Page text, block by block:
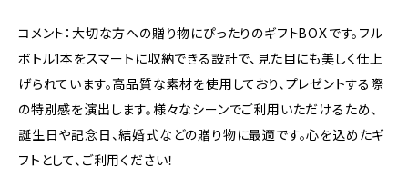
コメント：大切な方への贈り物にぴったりのギフトBOXです。フル
ボトル1本をスマートに収納できる設計で、見た目にも美しく仕上
げられています。高品質な素材を使用しており、プレゼントする際
の特別感を演出します。様々なシーンでご利用いただけるため、
誕生日や記念日、結婚式などの贈り物に最適です。心を込めたギ
フトとして、ご利用ください！